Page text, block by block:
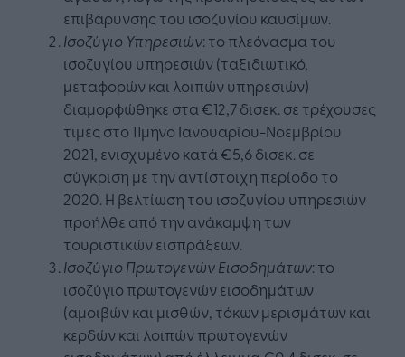
επιβάρυνσης του ισοζυγίου καυσίμων.
Ισοζύγιο Υπηρεσιών: το πλεόνασμα του
ισοζυγίου υπηρεσιών (ταξιδιωτικό,
μεταφορών και λοιπών υπηρεσιών)
διαμορφώθηκε στα €12,7 δισεκ. σε τρέχουσες
τιμές στο 11μηνο Ιανουαρίου-Νοεμβρίου
2021, ενισχυμένο κατά €5,6 δισεκ. σε
σύγκριση με την αντίστοιχη περίοδο το
2020. Η βελτίωση του ισοζυγίου υπηρεσιών
προήλθε από την ανάκαμψη των
τουριστικών εισπράξεων.
Ισοζύγιο Πρωτογενών Εισοδημάτων: το
ισοζύγιο πρωτογενών εισοδημάτων
(αμοιβών και μισθών, τόκων μερισμάτων και
κερδών και λοιπών πρωτογενών